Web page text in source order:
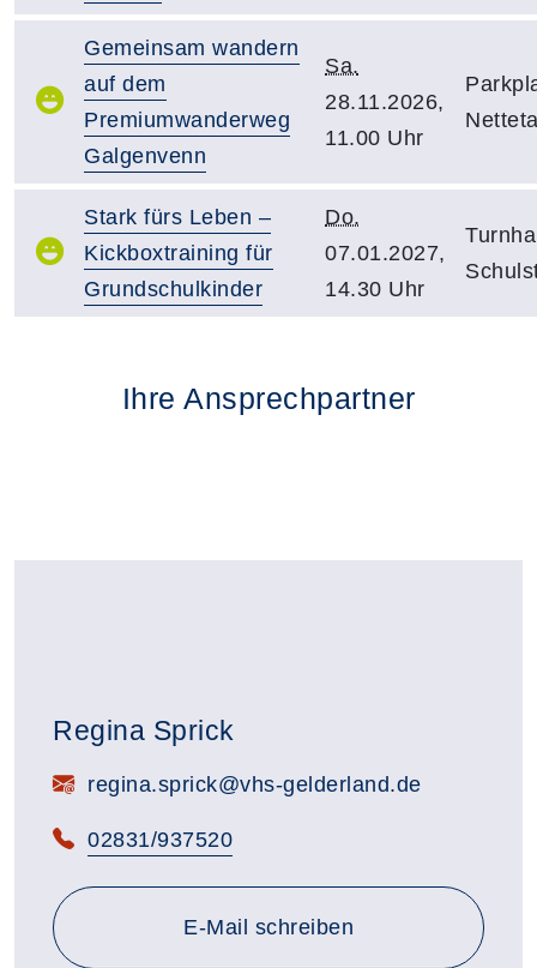
Gemeinsam wandern
auf dem
Premiumwanderweg
Galgenvenn
Sa.
28.11.2026,
11.00 Uhr
Stark fürs Leben –
Kickboxtraining für
Grundschulkinder
Do.
07.01.2027,
14.30 Uhr
Ihre Ansprechpartner
Regina Sprick
E-Mail:regina.sprick@vhs-gelderland.de
Telefon:
02831/937520
E-Mail schreiben